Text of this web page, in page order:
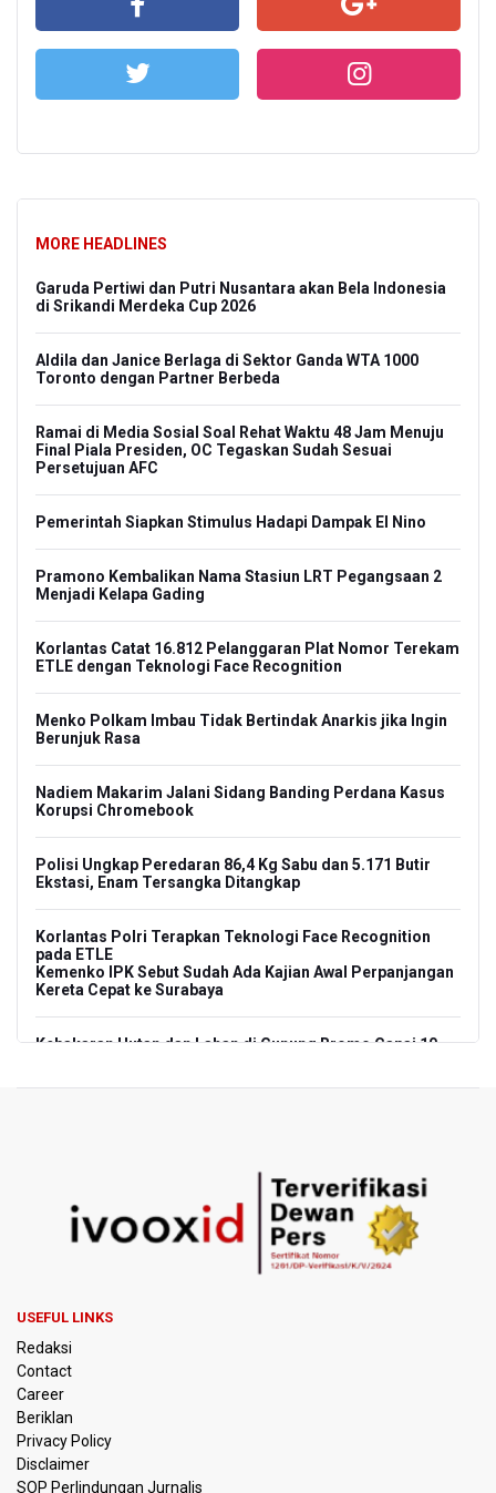
MORE HEADLINES
Garuda Pertiwi dan Putri Nusantara akan Bela Indonesia
di Srikandi Merdeka Cup 2026
Aldila dan Janice Berlaga di Sektor Ganda WTA 1000
Toronto dengan Partner Berbeda
Ramai di Media Sosial Soal Rehat Waktu 48 Jam Menuju
Final Piala Presiden, OC Tegaskan Sudah Sesuai
Persetujuan AFC
Pemerintah Siapkan Stimulus Hadapi Dampak El Nino
Pramono Kembalikan Nama Stasiun LRT Pegangsaan 2
Menjadi Kelapa Gading
Korlantas Catat 16.812 Pelanggaran Plat Nomor Terekam
ETLE dengan Teknologi Face Recognition
Menko Polkam Imbau Tidak Bertindak Anarkis jika Ingin
Berunjuk Rasa
Nadiem Makarim Jalani Sidang Banding Perdana Kasus
Korupsi Chromebook
Polisi Ungkap Peredaran 86,4 Kg Sabu dan 5.171 Butir
Ekstasi, Enam Tersangka Ditangkap
Korlantas Polri Terapkan Teknologi Face Recognition
pada ETLE
Kemenko IPK Sebut Sudah Ada Kajian Awal Perpanjangan
Kereta Cepat ke Surabaya
Kebakaran Hutan dan Lahan di Gunung Bromo Capai 10
BRIN Kaji Peluang Industri Panel Surya Generasi Baru
Dikembangkan di Indonesia
BKSDA Riau Sebut Seekor Gajah Binaan PLG Minas Mati
Integrasi Teknologi Tol Jelang Libur Nataru
Amnesty International Kecam Penggusuran Paksa Petani
di Luwu Timur, Desak Hentikan Kekerasan terhadap
Warga Berdalih PSN
USEFUL LINKS
Redaksi
Contact
Career
Beriklan
Privacy Policy
Disclaimer
SOP Perlindungan Jurnalis